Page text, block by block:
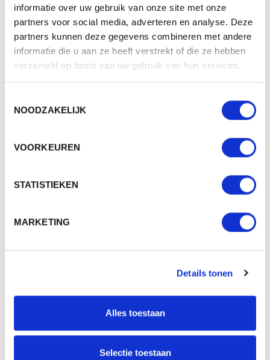
informatie over uw gebruik van onze site met onze
partners voor social media, adverteren en analyse. Deze
partners kunnen deze gegevens combineren met andere
informatie die u aan ze heeft verstrekt of die ze hebben
verzameld op basis van uw gebruik van hun services.
NOODZAKELIJK
VOORKEUREN
STATISTIEKEN
MARKETING
Details tonen
Alles toestaan
Selectie toestaan
Volume
1L
Gewicht
208 gr
Materiaal
Polyester 900d
Artikelen in omdoos
1816057 - CROSSBAG FRAME
1816057 - CROSSBAG FRAME